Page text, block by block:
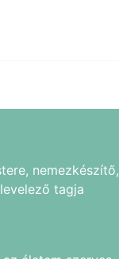
nemezkészítő,
tagja